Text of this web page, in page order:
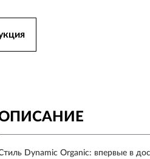
Dynamic Organic: впервые в